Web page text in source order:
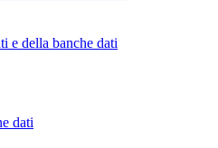
e della banche dati
dati